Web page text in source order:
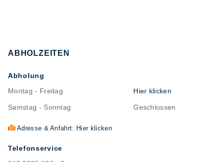
ABHOLZEITEN
Abholung
Montag - Freitag
Hier klicken
Samstag - Sonntag Geschlossen
Adresse & Anfahrt: Hier klicken
Telefonservice